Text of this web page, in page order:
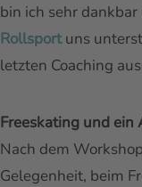
bin ich sehr
Rollsportuns
letzten Coaching
Freeskating und ein
Nach dem
Gelegenheit, beim